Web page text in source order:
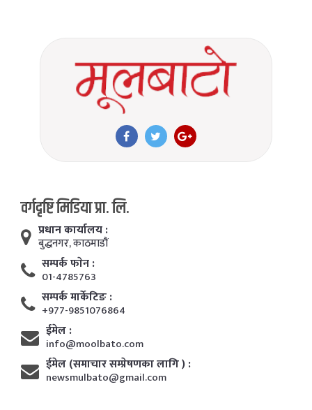
वर्गदृष्टि मिडिया प्रा. लि.
प्रधान कार्यालय :
बुद्धनगर, काठमाडाैं
सम्पर्क फाेन :
01-4785763
सम्पर्क मार्केटिङ :
+977-9851076864
ईमेल :
info@moolbato.com
ईमेल (समाचार सम्प्रेषणका लागि ) :
newsmulbato@gmail.com